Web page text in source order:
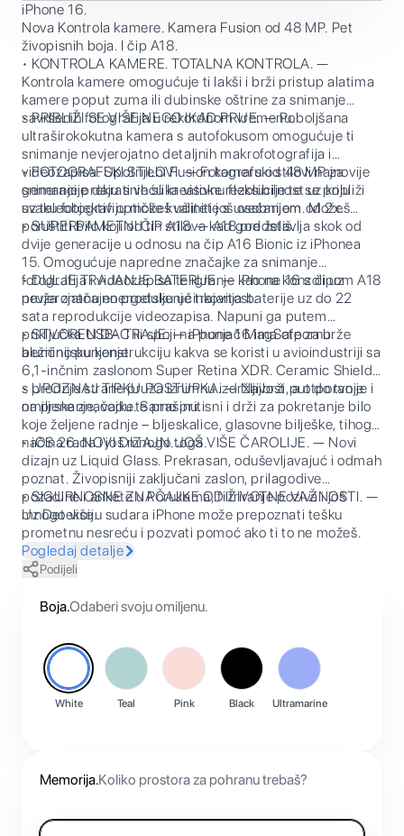
iPhone 16.
Nova Kontrola kamere. Kamera Fusion od 48 MP. Pet
živopisnih boja. I čip A18.
• KONTROLA KAMERE. TOTALNA KONTROLA. —
Kontrola kamere omogućuje ti lakši i brži pristup alatima
kamere poput zuma ili dubinske oštrine za snimanje
savršenih fotografija u rekordnom vremenu.
• PRIBLIŽI SE VIŠE NEGO IKAD PRIJE. — Poboljšana
ultraširokokutna kamera s autofokusom omogućuje ti
snimanje nevjerojatno detaljnih makrofotografija i
videozapisa. Upotrijebi Fusion kameru od 48 MP za
snimanje prekrasnih slika visoke rezolucije te se približi
uz teleobjektiv optičke kvalitete s uvećanjem od 2x.
• FOTOGRAFSKI STILOVI. — Fotografski stilovi najnovije
generacije daju ti veću kreativnu fleksibilnost uz koju
svaku fotografiju možeš učiniti još osobnijom. Možeš
poništiti bilo koji od tih stilova kad god želiš.
• SUPERPAMETNI ČIP A18. — A18 predstavlja skok od
dvije generacije u odnosu na čip A16 Bionic iz iPhonea
15. Omogućuje napredne značajke za snimanje
fotografija i videozapisa te igranje kao na konzoli uz
nevjerojatnu energetsku učinkovitost.
• DULJE TRAJANJE BATERIJE. — iPhone 16 s čipom A18
pruža značajno produljenje trajanja baterije uz do 22
sata reprodukcije videozapisa. Napuni ga putem
priključka USB-C ili spoji na punjač MagSafe za brže
bežično punjenje.
• STVOREN DA TRAJE. — iPhone 16 ima otpornu
aluminijsku konstrukciju kakva se koristi u avioindustriji sa
6,1-inčnim zaslonom Super Retina XDR. Ceramic Shield
s prednje strane pruža iznimnu izdržljivost, a otporan je i
na prskanje, vodu te prašinu.
• UPOZNAJ TIPKU POSTUPKA. — Najbrži put do tvoje
omiljene značajke. Samo pritisni i drži za pokretanje bilo
koje željene radnje – bljeskalice, glasovne bilješke, tihog
načina rada i još mnogo toga.
• iOS 26. NOVI DIZAJN. JOŠ VIŠE ČAROLIJE. — Novi
dizajn uz Liquid Glass. Prekrasan, oduševljavajuć i odmah
poznat. Živopisniji zaključani zaslon, prilagodive
pozadine i ankete u Porukama, filtriranje poziva i još
mnogo više.
• SIGURNOSNE ZNAČAJKE OD ŽIVOTNE VAŽNOSTI. —
Uz Detekciju sudara iPhone može prepoznati tešku
prometnu nesreću i pozvati pomoć ako ti to ne možeš.
Pogledaj detalje
Podijeli
Boja.Odaberi svoju omiljenu.
White Teal Pink Black Ultramarine
Memorija.Koliko prostora za pohranu trebaš?